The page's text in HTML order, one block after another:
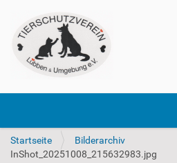
Startseite
Bilderarchiv
InShot_20251008_215632983.jpg